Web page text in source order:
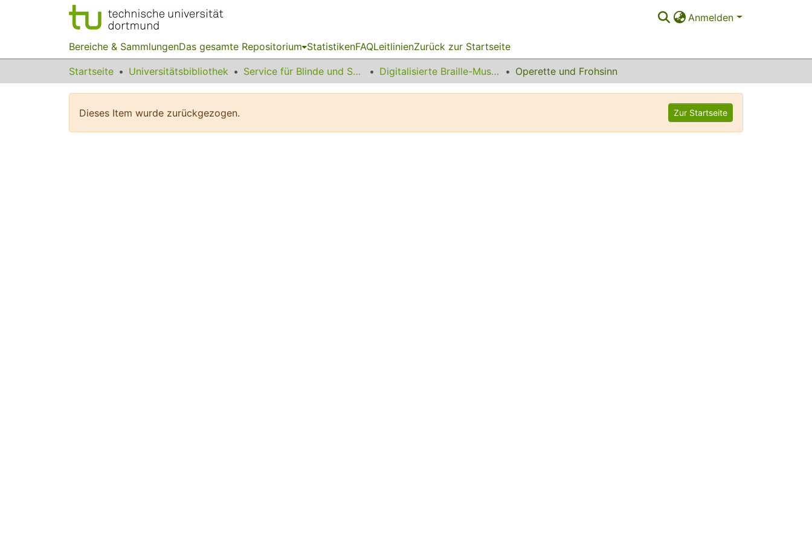
Anmelden
Bereiche & SammlungenDas gesamte Repositorium StatistikenFAQLeitlinienZurück zur Startseite
Startseite Universitätsbibliothek Service für Blinde und Sehbehinderte Digitalisierte Braille-Musik-Matrizen des VzfB Operette und Frohsinn
Dieses Item wurde zurückgezogen. Zur Startseite